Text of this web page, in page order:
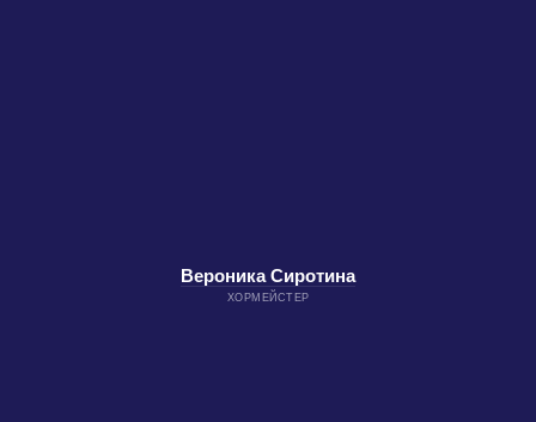
Вероника Сиротина
ХОРМЕЙСТЕР